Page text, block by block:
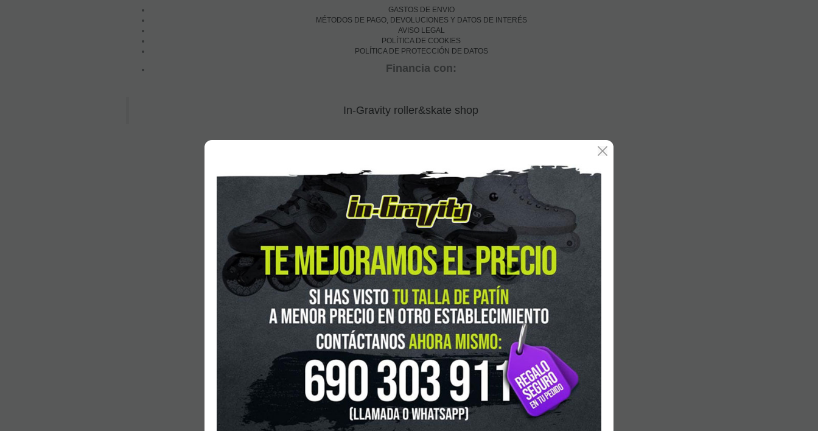
GASTOS DE ENVIO
MÉTODOS DE PAGO, DEVOLUCIONES Y DATOS DE INTERÉS
AVISO LEGAL
POLÍTICA DE COOKIES
POLÍTICA DE PROTECCIÓN DE DATOS
Financia con:
In-Gravity roller&skate shop